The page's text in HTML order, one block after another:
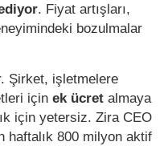
. Fiyat artışları,
bozulmalar
Şirket, işletmelere
için ek ücret almaya
için yetersiz. Zira CEO
haftalık 800 milyon aktif